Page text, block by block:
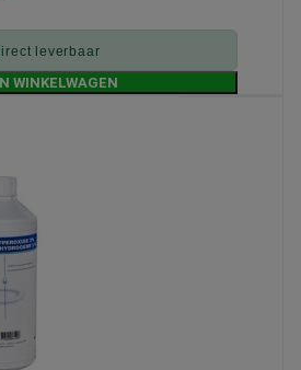
leverbaar
WINKELWAGEN